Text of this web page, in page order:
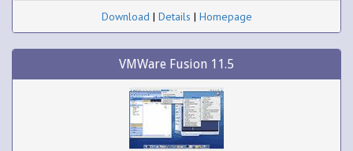
Download | Details | Homepage
VMWare Fusion 11.5